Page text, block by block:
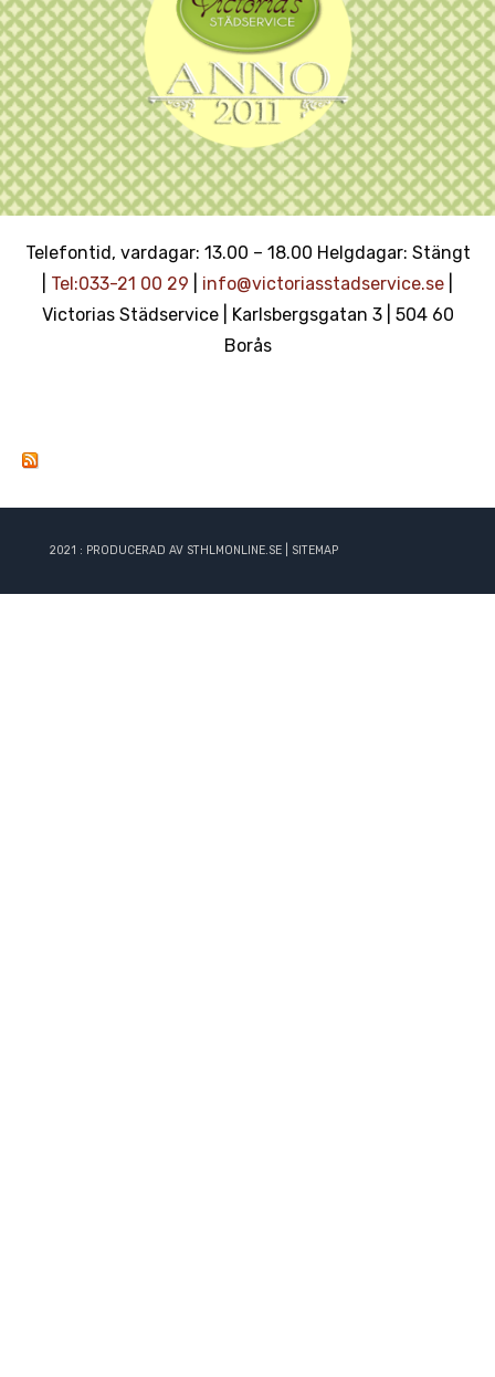
Telefontid, vardagar: 13.00 – 18.00 Helgdagar: Stängt
Tel:033-21 00 29 info@victoriasstadservice.se
Victorias Städservice | Karlsbergsgatan 3 | 504 60
Borås
2021 : PRODUCERAD AV STHLMONLINE.SE | SITEMAP